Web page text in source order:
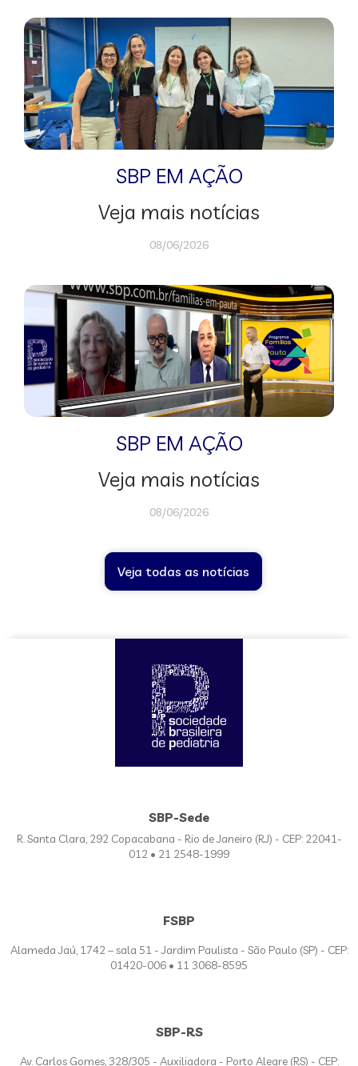
SBP EM AÇÃO
Veja mais notícias
08/06/2026
SBP EM AÇÃO
Veja mais notícias
08/06/2026
Veja todas as notícias
SBP-Sede
R. Santa Clara, 292 Copacabana - Rio de Janeiro (RJ) - CEP: 22041-
012 • 21 2548-1999
FSBP
Alameda Jaú, 1742 – sala 51 - Jardim Paulista - São Paulo (SP) - CEP:
01420-006 • 11 3068-8595
SBP-RS
Av. Carlos Gomes, 328/305 - Auxiliadora - Porto Alegre (RS) - CEP: